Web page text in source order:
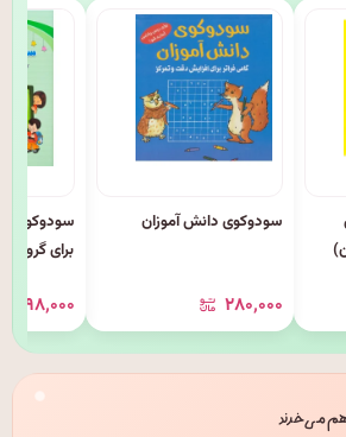
سودوکوی دانش آموزان
۲۸۰٬۰۰۰
سودوکوی
برای گروه
۹۸٬۰۰۰
هم می‌خرند